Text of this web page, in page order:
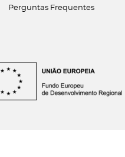
Perguntas Frequentes